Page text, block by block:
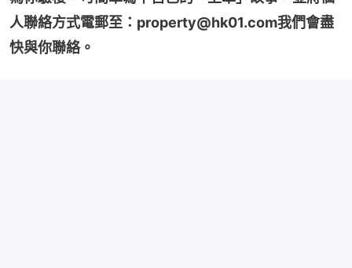
人聯絡方式電郵至：property@hk01.com我們會盡
快與你聯絡。